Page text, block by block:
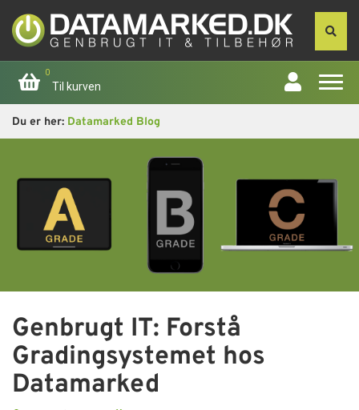
0
Til kurven
Computer
Tablet
Tilbehør
Du er her: Datamarked Blog
Genbrugt IT: Forstå
Gradingsystemet hos
Datamarked